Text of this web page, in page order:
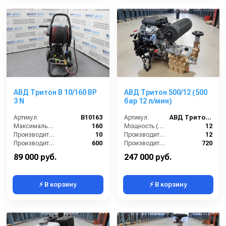
АВД Тритон B 10/160 BP
3 N
Артикул:
B10163
Максимальное давление (бар):
160
Производительность (л/мин):
10
Производительность (л/ч):
600
Мощность (л.с.):
89 000 руб.
⚡ В корзину
АВД Тритон 500/12 (500
бар 12 л/мин)
Артикул:
АВД Тритон 500/12 (500 бар 12 л/мин)
Мощность (л/с):
12
Производительность (л/мин):
12
Производительность (л/ч):
720
247 000 руб.
⚡ В корзину